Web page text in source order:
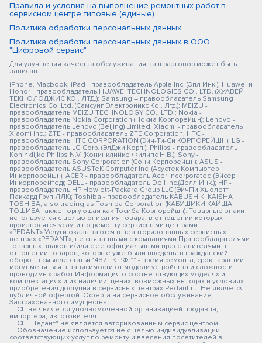
Правила и условия на выполнение ремонтных работ в
сервисном центре типовые (единые)
Политика обработки персональных данных
Политика обработки персональных данных в ООО
"Цифровой сервис"
Для улучшения качества обслуживания ваш разговор может быть
записан
iPhone, Macbook, iPad - правообладатель Apple Inc. (Эпл Инк.); Huawei и
Honor - правообладатель HUAWEI TECHNOLOGIES CO., LTD. (ХУАВЕЙ
ТЕКНОЛОДЖИС КО., ЛТД.); Samsung – правообладатель Samsung
Electronics Co. Ltd. (Самсунг Электроникс Ко., Лтд.); MEIZU -
правообладатель MEIZU TECHNOLOGY CO., LTD.; Nokia -
правообладатель Nokia Corporation (Нокиа Корпорейшн); Lenovo -
правообладатель Lenovo (Beijing) Limited; Xiaomi - правообладатель
Xiaomi Inc.; ZTE - правообладатель ZTE Corporation; HTC -
правообладатель HTC CORPORATION (Эйч-Ти-Си КОРПОРЕЙШН); LG -
правообладатель LG Corp. (ЭлДжи Корп.); Philips - правообладатель
Koninklijke Philips N.V. (Конинклийке Филипс Н.В.); Sony -
правообладатель Sony Corporation (Сони Корпорейшн); ASUS -
правообладатель ASUSTeK Computer Inc. (Асустек Компьютер
Инкорпорейшн); ACER - правообладатель Acer Incorporated (Эйсер
Инкорпорейтед); DELL - правообладатель Dell Inc.(Делл Инк.); HP -
правообладатель HP Hewlett-Packard Group LLC (ЭйчПи Хьюлетт
Паккард Груп ЛЛК); Toshiba - правообладатель KABUSHIKI KAISHA
TOSHIBA, also trading as Toshiba Corporation (КАБУШИКИ КАЙША
ТОШИБА также торгующая как Тосиба Корпорейшн). Товарные знаки
используется с целью описания товара, в отношении которых
производятся услуги по ремонту сервисными центрами
«PEDANT».Услуги оказываются в неавторизованных сервисных
центрах «PEDANT», не связанными с компаниями Правообладателями
товарных знаков и/или с ее официальными представителями в
отношении товаров, которые уже были введены в гражданский
оборот в смысле статьи 1487 ГК РФ ** - время ремонта, срок гарантии
могут меняться в зависимости от модели устройства и сложности
проводимых работ Информация о соответствующих моделях и
комплектациях и их наличии, ценах, возможных выгодах и условиях
приобретения доступна в сервисных центрах Pedant.ru. Не является
публичной офертой. Оферта на сервисное обслуживание
Застрахованного имущества
— СЦ не является уполномоченной организацией продавца,
импортера, изготовителя.
— СЦ "Педант" не является авторизованным сервис центром.
— Обозначение используется не с целью индивидуализации
соответствующих услуг по ремонту и введения посетителей в